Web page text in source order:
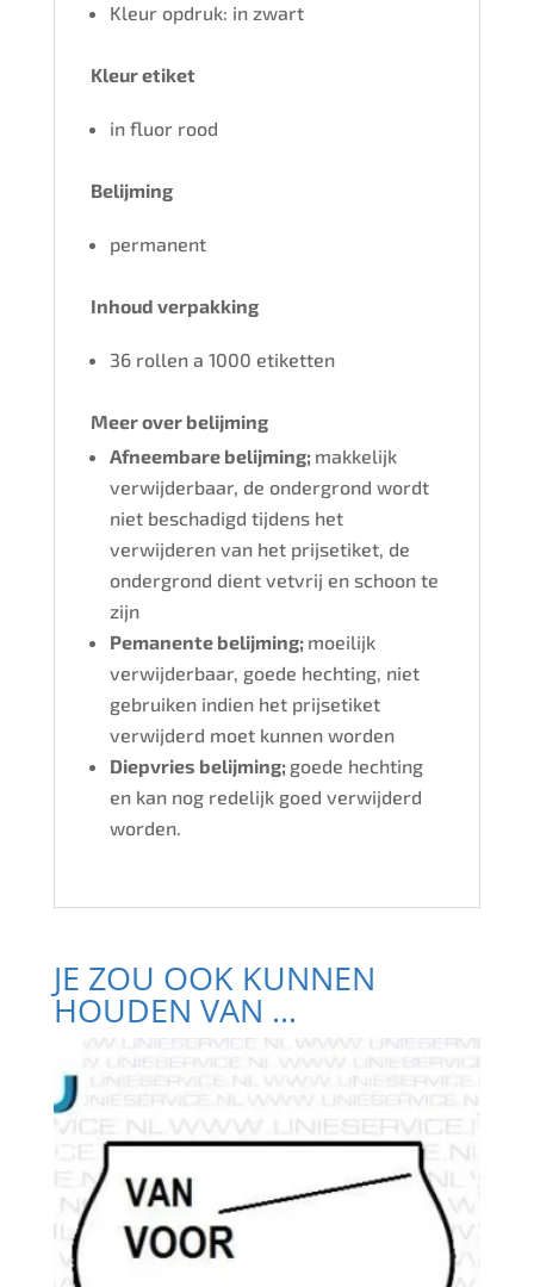
Kleur opdruk: in zwart
Kleur etiket
in fluor rood
Belijming
permanent
Inhoud verpakking
36 rollen a 1000 etiketten
Meer over belijming
Afneembare belijming; makkelijk
verwijderbaar, de ondergrond wordt
niet beschadigd tijdens het
verwijderen van het prijsetiket, de
ondergrond dient vetvrij en schoon te
zijn
Pemanente belijming; moeilijk
verwijderbaar, goede hechting, niet
gebruiken indien het prijsetiket
verwijderd moet kunnen worden
Diepvries belijming; goede hechting
en kan nog redelijk goed verwijderd
worden.
JE ZOU OOK KUNNEN
HOUDEN VAN …